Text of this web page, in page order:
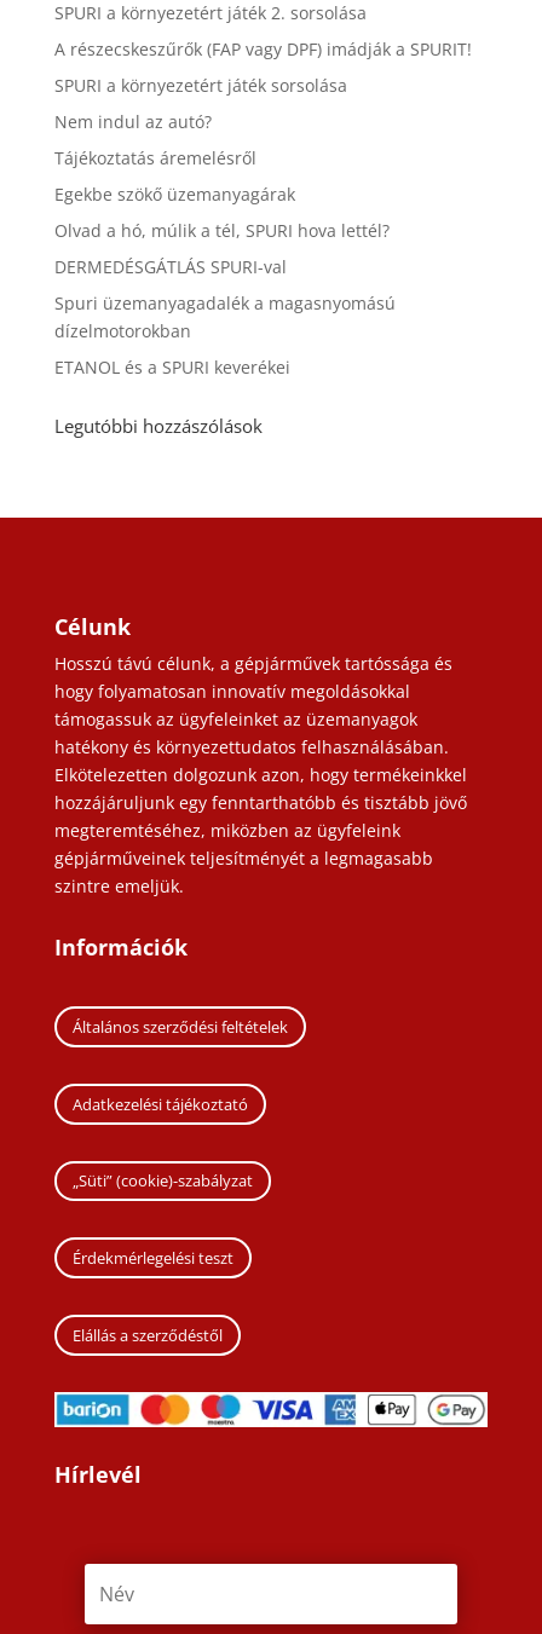
SPURI a környezetért játék 2. sorsolása
A részecskeszűrők (FAP vagy DPF) imádják a SPURIT!
SPURI a környezetért játék sorsolása
Nem indul az autó?
Tájékoztatás áremelésről
Egekbe szökő üzemanyagárak
Olvad a hó, múlik a tél, SPURI hova lettél?
DERMEDÉSGÁTLÁS SPURI-val
Spuri üzemanyagadalék a magasnyomású
dízelmotorokban
ETANOL és a SPURI keverékei
Legutóbbi hozzászólások
Célunk
Hosszú távú célunk, a gépjárművek tartóssága és
hogy folyamatosan innovatív megoldásokkal
támogassuk az ügyfeleinket az üzemanyagok
hatékony és környezettudatos felhasználásában.
Elkötelezetten dolgozunk azon, hogy termékeinkkel
hozzájáruljunk egy fenntarthatóbb és tisztább jövő
megteremtéséhez, miközben az ügyfeleink
gépjárműveinek teljesítményét a legmagasabb
szintre emeljük.
Információk
Általános szerződési feltételek
Adatkezelési tájékoztató
„Süti” (cookie)-szabályzat
Érdekmérlegelési teszt
Elállás a szerződéstől
Hírlevél